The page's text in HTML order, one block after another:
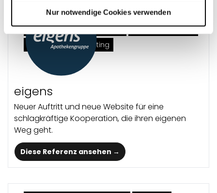
Nur notwendige Cookies verwenden
Marken­entwicklung
Full-Service-Werbeagentur
Websites
Silverstripe CMS
Corporate Design
Kooperatives Marketing
eigens
Neuer Auftritt und neue Website für eine
schlagkräftige Kooperation, die ihren eigenen
Weg geht.
Diese Referenz ansehen →